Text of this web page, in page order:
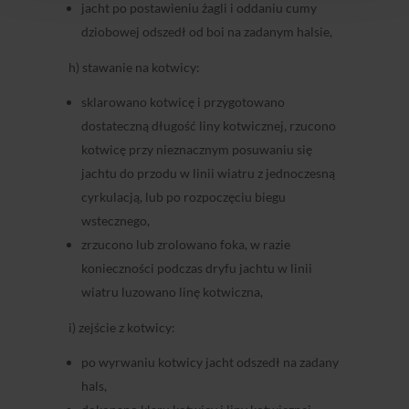
jacht po postawieniu żagli i oddaniu cumy
dziobowej odszedł od boi na zadanym halsie,
h) stawanie na kotwicy:
sklarowano kotwicę i przygotowano
dostateczną długość liny kotwicznej, rzucono
kotwicę przy nieznacznym posuwaniu się
jachtu do przodu w linii wiatru z jednoczesną
cyrkulacją, lub po rozpoczęciu biegu
wstecznego,
zrzucono lub zrolowano foka, w razie
konieczności podczas dryfu jachtu w linii
wiatru luzowano linę kotwiczna,
i) zejście z kotwicy:
po wyrwaniu kotwicy jacht odszedł na zadany
hals,